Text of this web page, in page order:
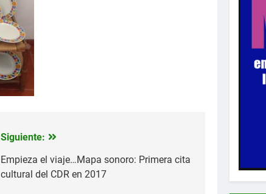
Siguiente:
Empieza el viaje…Mapa sonoro: Primera cita
cultural del CDR en 2017